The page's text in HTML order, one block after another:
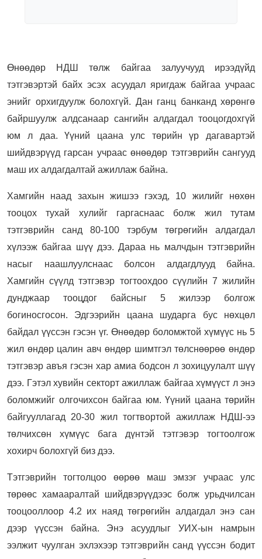
Өнөөдөр НДШ төлж байгаа залуучууд ирээдүйд
тэтгэвэртэй байх эсэх асуудал яригдаж байгаа учраас
энийг орхигдуулж болохгүй. Дан ганц банканд хөрөнгө
байршуулж алдсанаар сангийн алдагдал тооцогдохгүй
юм л даа. Үүний цаана улс төрийн үр дагавартэй
шийдвэрүүд гарсан учраас өнөөдөр тэтгэврийн сангууд
маш их алдагдалтай ажиллаж байна.
Хамгийн наад захын жишээ гэхэд, 10 жилийг нөхөн
тооцох тухай хулийг гаргаснаас болж жил тутам
тэтгэврийн санд 80-100 тэрбум төгрөгийн алдагдал
хүлээж байгаа шүү дээ. Дараа нь малчдын тэтгэврийн
насыг наашлуулснаас болсон алдагдлууд байна.
Хамгийн сүүлд тэтгэвэр тогтоохдоо сүүлийн 7 жилийн
дунджаар тооцдог байсныг 5 жилээр болгож
богиносгосон. Эдгээрийн цаана шударга бус нөхцөл
байдал үүссэн гэсэн үг. Өнөөдөр боломжтой хүмүүс нь 5
жил өндөр цалин авч өндөр шимтгэл төлснөөрөө өндөр
тэтгэвэр авъя гэсэн хар амиа бодсон л зохицуулалт шүү
дээ. Гэтэл хувийн секторт ажиллаж байгаа хүмүүст л энэ
боломжийг олгочихсон байгаа юм. Үүний цаана төрийн
байгууллагад 20-30 жил тогтвортой ажиллаж НДШ-ээ
төлчихсөн хүмүүс бага дүнтэй тэтгэвэр тогтоолгож
хохирч болохгүй биз дээ.
Тэтгэврийн тогтолцоо өөрөө маш эмзэг учраас улс
төрөөс хамааралтай шийдвэрүүдээс болж урьдчилсан
тооцооллоор 4.2 их наяд төгрөгийн алдагдал энэ сан
дээр үүссэн байна. Энэ асуудлыг УИХ-ын намрын
ээлжит чуулган эхлэхээр тэтгэврийн санд үүссэн бодит